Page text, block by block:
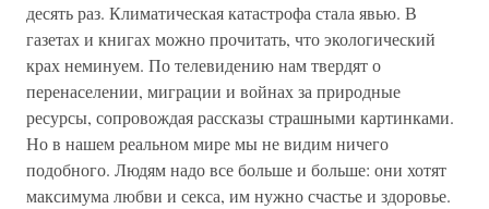
десять раз. Климатическая катастрофа стала явью. В
газетах и книгах можно прочитать, что экологический
крах неминуем. По телевидению нам твердят о
перенаселении, миграции и войнах за природные
ресурсы, сопровождая рассказы страшными картинками.
Но в нашем реальном мире мы не видим ничего
подобного. Людям надо все больше и больше: они хотят
максимума любви и секса, им нужно счастье и здоровье.